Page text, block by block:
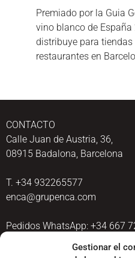
Gestionar el
Premiado por la Guia
vino blanco de España
distribuye para
restaurantes en
CONTACTO
Calle Juan de Austria, 36,
08915 Badalona, Barcelona
T. +34 932265577
enca@grupenca.com
Pedidos WhatsApp: +34 667